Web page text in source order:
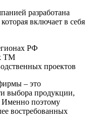
разработана
включает в себя
РФ
ТМ
проектов
– это
выбора продукции,
Именно поэтому
востребованных